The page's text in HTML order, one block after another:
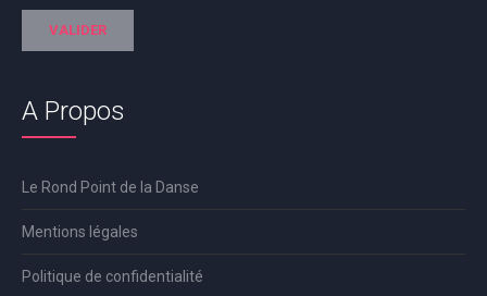
A Propos
Le Rond Point de la Danse
Mentions légales
Politique de confidentialité